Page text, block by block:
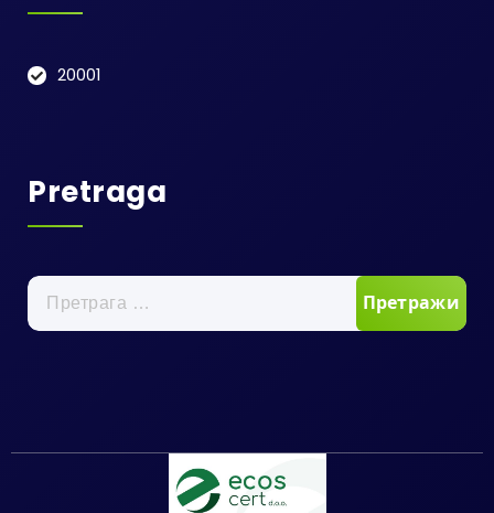
20001
Pretraga
Претрага